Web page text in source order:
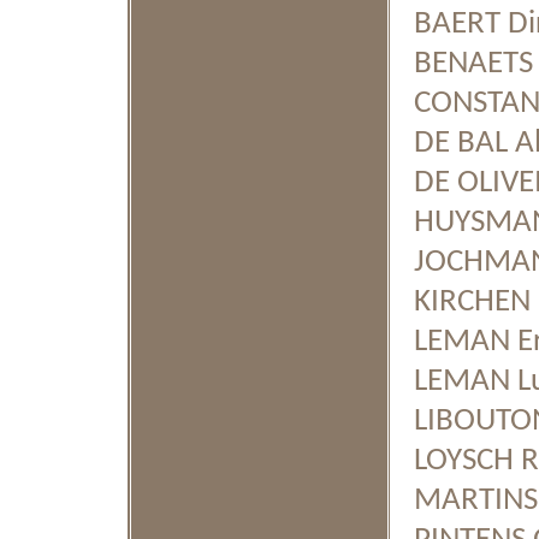
BAERT
DE BAL
DE
LEMAN
LEMAN
LOYSCH